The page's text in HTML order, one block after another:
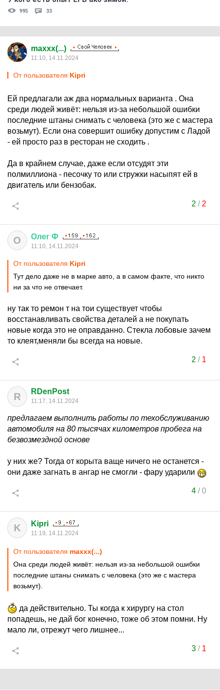
995 33
maxxx(...)
11:10, 14.11.2024
От пользователя Kipri
Ей предлагали аж два нормальных варианта . Она
среди людей живёт: нельзя из-за небольшой ошибки
последние штаны снимать с человека (это же с мастера
возьмут). Если она совершит ошибку допустим с Ладой
- ей просто раз в ресторан не сходить .
Да в крайнем случае, даже если отсудят эти
полмиллиона - песочку то или стружки насыпят ей в
двигатель или бензобак.
2 / 2
О Олег Ф
11:10, 14.11.2024
От пользователя Kipri
Тут дело даже не в марке авто, а в самом факте, что никто
ни за что не отвечает.
ну так то ремон т на тои существует чтобы
восстанавливать свойства деталей а не покупать
новые когда это не оправданно. Стекла лобовые зачем
то клеят,меняли бы всегда на новые.
2 / 1
R RDenPost
11:17, 14.11.2024
предлагаем выполнить работы по техобслуживанию
автомобиля на 80 тысячах километров пробега на
безвозмездной основе
у них же? Тогда от корыта ваще ничего не останется -
они даже загнать в ангар не смогли - фару ударили
4/0
K Kipri
11:19, 14.11.2024
От пользователя maxxx(...)
Она среди людей живёт: нельзя из-за небольшой ошибки
последние штаны снимать с человека (это же с мастера
возьмут).
да действительно. Ты когда к хирургу на стол
попадешь, не дай бог конечно, тоже об этом помни. Ну
мало ли, отрежут чего лишнее...
3/ 1